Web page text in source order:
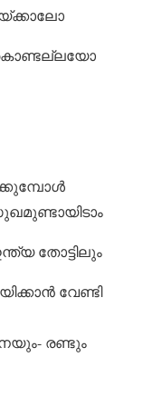
തോട്ടിലും
വേണ്ടി
രണ്ടും